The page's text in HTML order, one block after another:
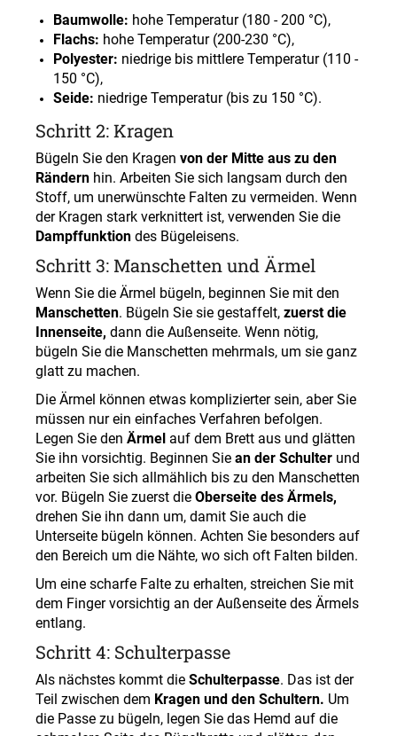
Baumwolle: hohe Temperatur (180 - 200 °C),
Flachs: hohe Temperatur (200-230 °C),
Polyester: niedrige bis mittlere Temperatur (110 -
150 °C),
Seide: niedrige Temperatur (bis zu 150 °C).
Schritt 2: Kragen
Bügeln Sie den Kragen von der Mitte aus zu den
Rändern hin. Arbeiten Sie sich langsam durch den
Stoff, um unerwünschte Falten zu vermeiden. Wenn
der Kragen stark verknittert ist, verwenden Sie die
Dampffunktion des Bügeleisens.
Schritt 3: Manschetten und Ärmel
Wenn Sie die Ärmel bügeln, beginnen Sie mit den
Manschetten. Bügeln Sie sie gestaffelt, zuerst die
Innenseite, dann die Außenseite. Wenn nötig,
bügeln Sie die Manschetten mehrmals, um sie ganz
glatt zu machen.
Die Ärmel können etwas komplizierter sein, aber Sie
müssen nur ein einfaches Verfahren befolgen.
Legen Sie den Ärmel auf dem Brett aus und glätten
Sie ihn vorsichtig. Beginnen Sie an der Schulter und
arbeiten Sie sich allmählich bis zu den Manschetten
vor. Bügeln Sie zuerst die Oberseite des Ärmels,
drehen Sie ihn dann um, damit Sie auch die
Unterseite bügeln können. Achten Sie besonders auf
den Bereich um die Nähte, wo sich oft Falten bilden.
Um eine scharfe Falte zu erhalten, streichen Sie mit
dem Finger vorsichtig an der Außenseite des Ärmels
entlang.
Schritt 4: Schulterpasse
Als nächstes kommt die Schulterpasse. Das ist der
Teil zwischen dem Kragen und den Schultern. Um
die Passe zu bügeln, legen Sie das Hemd auf die